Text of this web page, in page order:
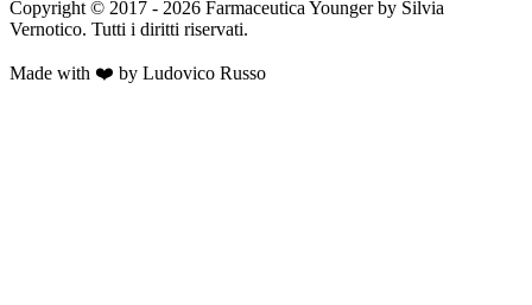
Copyright © 2017 - 2026 Farmaceutica Youngerby Silvia
Vernotico. Tutti i diritti riservati.
Made with ❤️ by Ludovico Russo